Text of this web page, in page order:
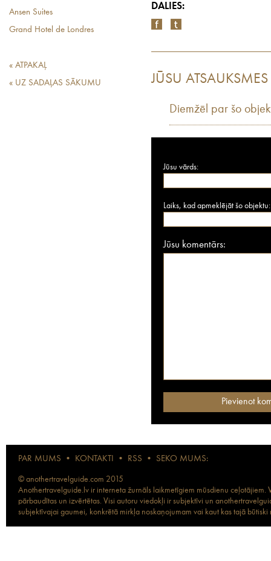
Ansen Suites
Grand Hotel de Londres
« ATPAKAĻ
« UZ SADAĻAS SĀKUMU
DALIES:
JŪSU ATSAUKSMES
Diemžēl par šo
Jūsu vārds:
Laiks, kad apmeklējāt šo objektu:
Jūsu komentārs:
PAR MUMS • KONTAKTI • RSS • SEKO MUMS:
© anothertravelguide.com 2015
Anothertravelguide.lv ir interneta žurnāls laikmetīgiem mūsdienu
pārbaudītas un izvērtētas. Visi autoru viedokļi ir subjektīvi un
subjektīvajai gaumei, konkrētā mirkļa noskaņojumam vai kaut kas tajā